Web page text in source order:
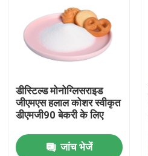
डीस्टिल्ड मोनोग्लिसराइड
जीएमएस हलाल कोशर स्वीकृत
डीएमजी90 बेकरी के लिए
जांच भेजें